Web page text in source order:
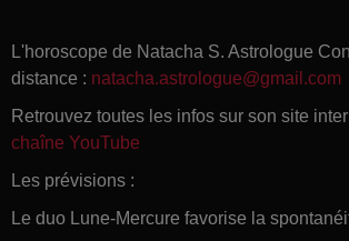
L'horoscope de Natacha S. Astrologue
distance : natacha.astrologue@gmail.com
Retrouvez toutes les infos sur son site
chaîne YouTube
Les prévisions :
Le duo Lune-Mercure favorise la